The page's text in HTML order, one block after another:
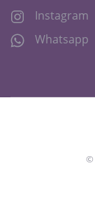
Instagram
Whatsapp
©